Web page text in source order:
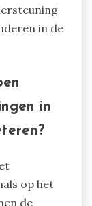
in de
in
op het
de